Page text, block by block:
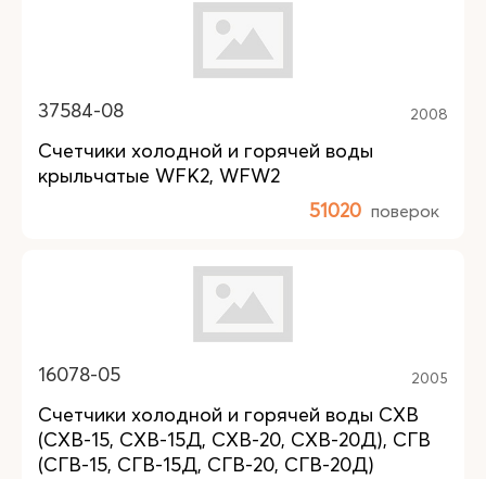
37584-08 2008
Счетчики холодной и горячей воды
крыльчатые WFK2, WFW2
51020 поверок
16078-05 2005
Счетчики холодной и горячей воды СХВ
(СХВ-15, СХВ-15Д, СХВ-20, СХВ-20Д), СГВ
(СГВ-15, СГВ-15Д, СГВ-20, СГВ-20Д)